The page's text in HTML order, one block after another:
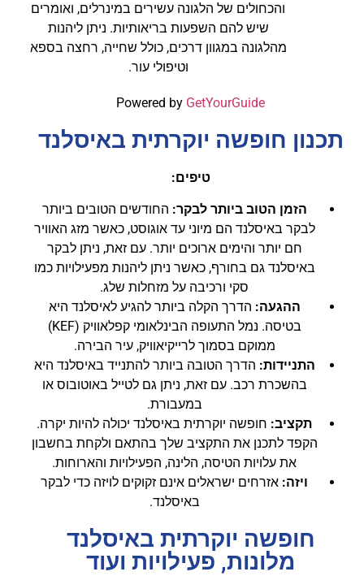
והכחולים של הלגונה עשירים במינרלים, ואומרים
שיש להם השפעות בריאותיות. ניתן ליהנות
מהלגונה במגוון דרכים, כולל שחייה, רחצה בספא
וטיפולי עור.
Powered by GetYourGuide
תכנון חופשה יוקרתית באיסלנד
טיפים:
הזמן הטוב ביותר לבקר: החודשים הטובים ביותר
לבקר באיסלנד הם מיוני עד אוגוסט, כאשר מזג האוויר
חם יותר והימים ארוכים יותר. עם זאת, ניתן לבקר
באיסלנד גם בחורף, כאשר ניתן ליהנות מפעילויות כמו
סקי ורכיבה על מזחלות שלג.
ההגעה: הדרך הקלה ביותר להגיע לאיסלנד היא
בטיסה. נמל התעופה הבינלאומי קפלאוויק (KEF)
ממוקם בסמוך לרייקיאוויק, עיר הבירה.
התניידות: הדרך הטובה ביותר להתנייד באיסלנד היא
בהשכרת רכב. עם זאת, ניתן גם לטייל באוטובוס או
במעבורת.
תקציב: חופשה יוקרתית באיסלנד יכולה להיות יקרה.
הקפד לתכנן את התקציב שלך בהתאם ולקחת בחשבון
את עלויות הטיסה, הלינה, הפעילויות והארוחות.
ויזה: אזרחים ישראלים אינם זקוקים לויזה כדי לבקר
באיסלנד.
חופשה יוקרתית באיסלנד
מלונות, פעילויות ועוד